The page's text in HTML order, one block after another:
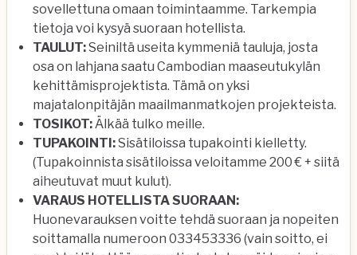
sovellettuna omaan toimintaamme. Tarkempia
tietoja voi kysyä suoraan hotellista.
TAULUT:Seiniltä useita kymmeniä tauluja, josta
osa on lahjana saatu Cambodian maaseutukylän
kehittämisprojektista. Tämä on yksi
majatalonpitäjän maailmanmatkojen projekteista.
TOSIKOT:Älkää tulko meille.
TUPAKOINTI:Sisätiloissa tupakointi kielletty.
(Tupakoinnista sisätiloissa veloitamme 200 € + siitä
aiheutuvat muut kulut).
VARAUS HOTELLISTA SUORAAN:
Huonevarauksen voitte tehdä suoraan ja nopeiten
soittamalla numeroon 033453336 (vain soitto, ei